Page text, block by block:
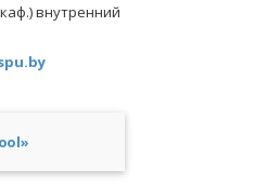
каф.) внутренний